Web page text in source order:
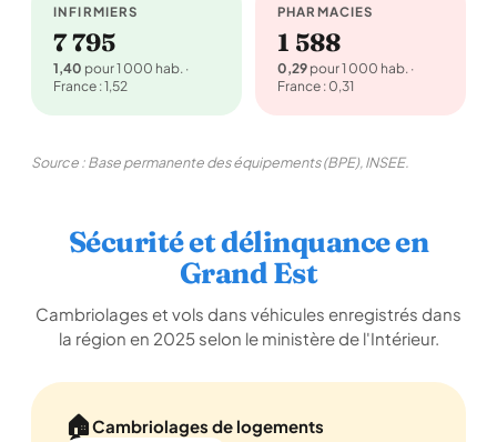
INFIRMIERS
7 795
1,40 pour 1 000 hab. ·
France : 1,52
PHARMACIES
1 588
0,29 pour 1 000 hab. ·
France : 0,31
Source : Base permanente des équipements (BPE), INSEE.
Sécurité et délinquance en
Grand Est
Cambriolages et vols dans véhicules enregistrés dans
la région en 2025 selon le ministère de l'Intérieur.
🏠Cambriolages de logements